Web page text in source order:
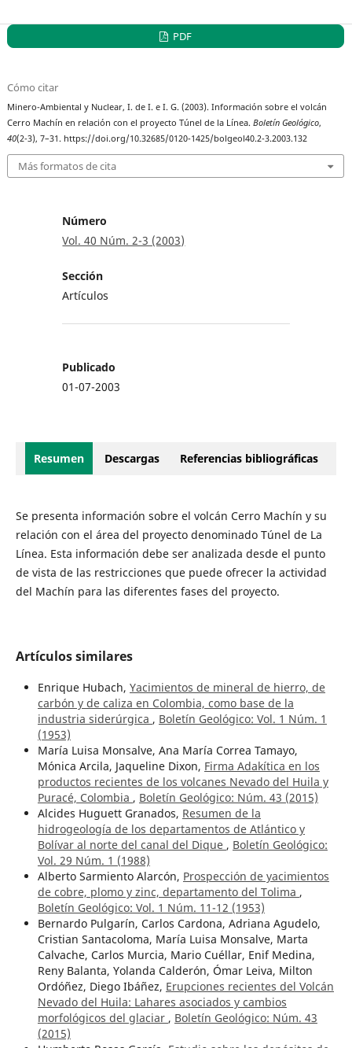
PDF
Cómo citar
Minero-Ambiental y Nuclear, I. de I. e I. G. (2003). Información sobre el volcán
Cerro Machín en relación con el proyecto Túnel de la Línea.Boletín Geológico,
40(2-3), 7–31. https://doi.org/10.32685/0120-1425/bolgeol40.2-3.2003.132
Más formatos de cita
Número
Vol. 40 Núm. 2-3 (2003)
Sección
Artículos
Publicado
01-07-2003
Resumen Descargas Referencias bibliográficas
Se presenta información sobre el volcán Cerro Machín y su
relación con el área del proyecto denominado Túnel de La
Línea. Esta información debe ser analizada desde el punto
de vista de las restricciones que puede ofrecer la actividad
del Machín para las diferentes fases del proyecto.
Artículos similares
Enrique Hubach, Yacimientos de mineral de hierro, de
carbón y de caliza en Colombia, como base de la
industria siderúrgica , Boletín Geológico: Vol. 1 Núm. 1
(1953)
María Luisa Monsalve, Ana María Correa Tamayo,
Mónica Arcila, Jaqueline Dixon, Firma Adakítica en los
productos recientes de los volcanes Nevado del Huila y
Puracé, Colombia , Boletín Geológico: Núm. 43 (2015)
Alcides Huguett Granados, Resumen de la
hidrogeología de los departamentos de Atlántico y
Bolívar al norte del canal del Dique , Boletín Geológico:
Vol. 29 Núm. 1 (1988)
Alberto Sarmiento Alarcón, Prospección de yacimientos
de cobre, plomo y zinc, departamento del Tolima ,
Boletín Geológico: Vol. 1 Núm. 11-12 (1953)
Bernardo Pulgarín, Carlos Cardona, Adriana Agudelo,
Cristian Santacoloma, María Luisa Monsalve, Marta
Calvache, Carlos Murcia, Mario Cuéllar, Enif Medina,
Reny Balanta, Yolanda Calderón, Ómar Leiva, Milton
Ordóñez, Diego Ibáñez, Erupciones recientes del Volcán
Nevado del Huila: Lahares asociados y cambios
morfológicos del glaciar , Boletín Geológico: Núm. 43
(2015)